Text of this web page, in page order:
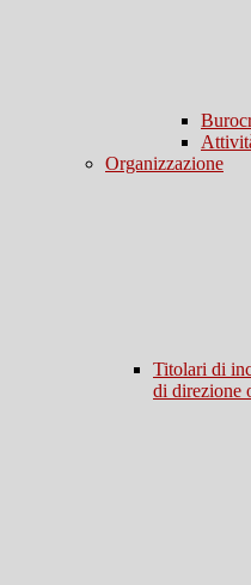
Organizzazione
Titolari di
di direzione